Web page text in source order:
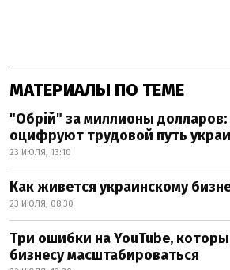
МАТЕРИАЛЫ ПО ТЕМЕ
"Обрій" за миллионы долларов:
оцифруют трудовой путь
23 ИЮЛЯ, 13:10
Как живется украинскому
23 ИЮЛЯ, 08:30
Три ошибки на YouTube,
бизнесу масштабироваться